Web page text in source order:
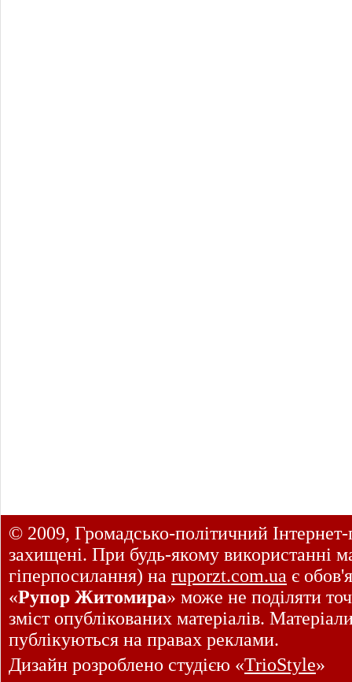
© 2009, Громадсько-політичний
захищені. При будь-якому використанні
гіперпосилання) на ruporzt.com.ua є
«Рупор Житомира» може не поділяти
зміст опублікованих матеріалів.
публікуються на правах реклами.
Дизайн розроблено студією «TrioStyle»